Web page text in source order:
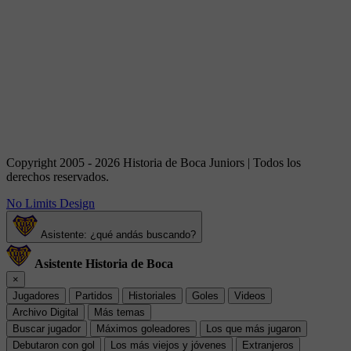
Copyright 2005 - 2026 Historia de Boca Juniors | Todos los
derechos reservados.
No Limits Design
Asistente: ¿qué andás buscando?
Asistente Historia de Boca
×
Jugadores
Partidos Historiales Goles
Videos
Archivo Digital
Más temas
Buscar jugador
Máximos goleadores
Los que más jugaron
Debutaron con gol
Los más viejos y jóvenes Extranjeros